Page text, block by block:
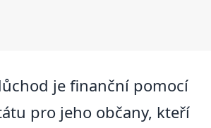
je finanční pomocí
pro jeho občany, kteří